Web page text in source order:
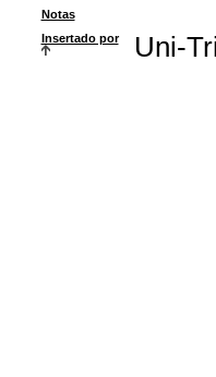
Notas
Insertado por
Uni-